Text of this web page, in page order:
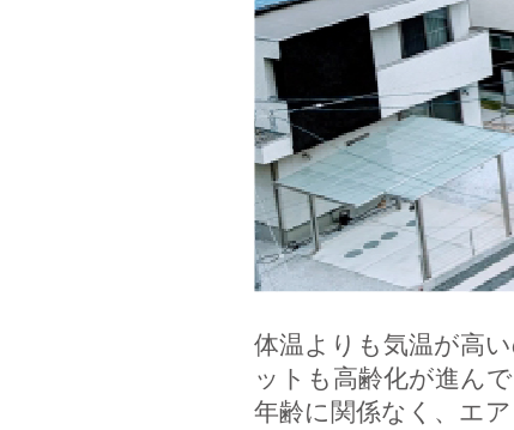
体温よりも気温が高
ットも高齢化が進ん
年齢に関係なく、エ